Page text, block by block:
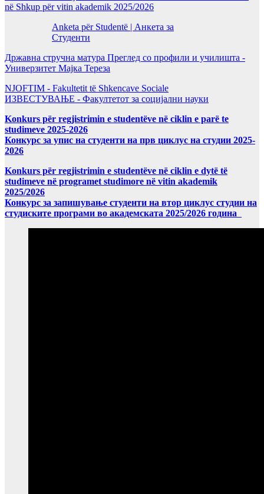
në Shkup për vitin akademik 2025/2026
Anketa për Studentë | Анкета за
Студенти
Државна стручна матура Преглед со профили и училишта -
Универзитет Мајка Тереза
NJOFTIM - Fakultetit të Shkencave Sociale
ИЗВЕСТУВАЊЕ - Факултетот за социјални науки
Konkurs për regjistrimin e studentëve në ciklin e parë te
studimeve 2025-2026
Конкурс за упис на студенти на прв циклус на студии 2025-
2026
Konkurs për regjistrimin e studentëve në ciklin e dytë të
studimeve në programet studimore në vitin akademik
2025/2026
Конкурс за запишување студенти на втор циклус студии на
студиските програми во академската 2025/2026 година